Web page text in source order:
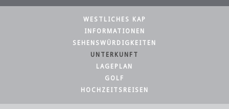
WESTLICHES KAP
INFORMATIONEN
SEHENSWÜRDIGKEITEN
UNTERKUNFT
LAGEPLAN
GOLF
HOCHZEITSREISEN